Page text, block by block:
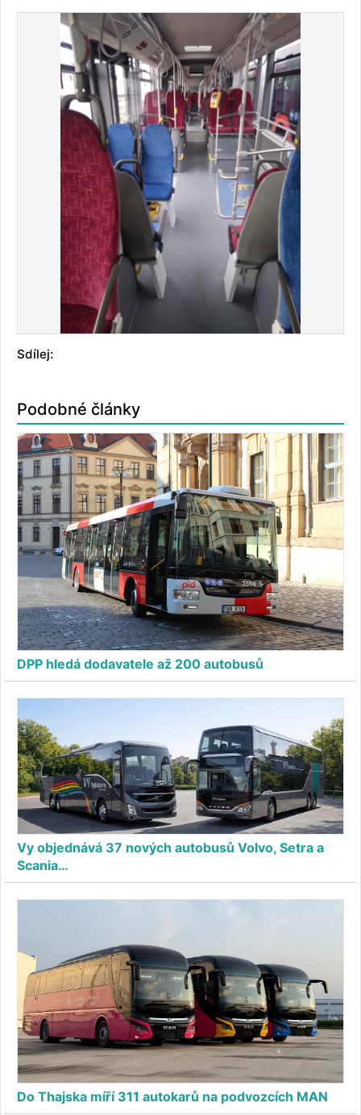
Sdílej:
Podobné články
DPP hledá dodavatele až 200 autobusů
Vy objednává 37 nových autobusů Volvo, Setra a
Scania…
Do Thajska míří 311 autokarů na podvozcích MAN